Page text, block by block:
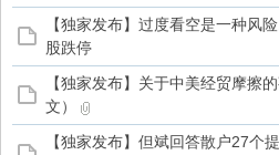
之
【独家发布】过度看空是一种风
股跌停
【独家发布】关于中美经贸摩擦
文）
【独家发布】但斌回答散户27个